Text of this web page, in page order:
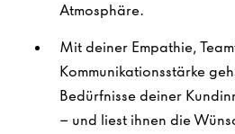
Atmosphäre.
Mit deiner Empathie,
Kommunikationsstärke
Bedürfnisse deiner
– und liest ihnen die